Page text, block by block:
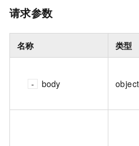
请求参数
名称 类型
body object